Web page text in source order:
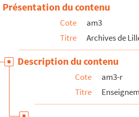
Présentation du contenu
Cote
am3
Titre
Archives de
Description du contenu
Cote
am3-r
Titre